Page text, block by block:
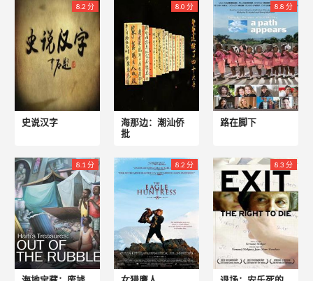
8.2 分
史说汉字
8.0 分
海那边：潮汕侨
批
8.8 分
路在脚下
8.1 分 8.2 分 8.3 分